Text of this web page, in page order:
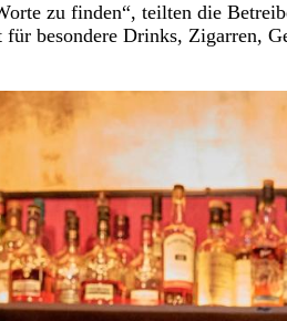
zu finden“, teilten die
besondere Drinks, Zigarren,